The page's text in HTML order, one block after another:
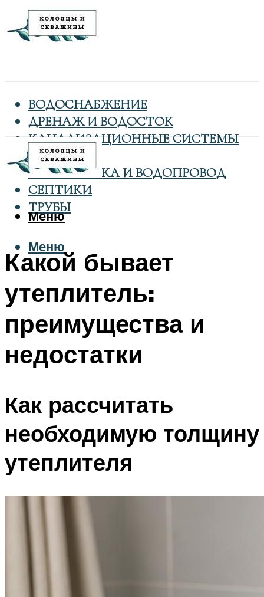
ВОДОСНАБЖЕНИЕ
ДРЕНАЖ И ВОДОСТОК
КАНАЛИЗАЦИОННЫЕ СИСТЕМЫ
КОЛОДЦЫ
САНТЕХНИКА И ВОДОПРОВОД
СЕПТИКИ
ТРУБЫ
Меню
Меню
Какой бывает
утеплитель:
преимущества и
недостатки
Как рассчитать
необходимую толщину
утеплителя